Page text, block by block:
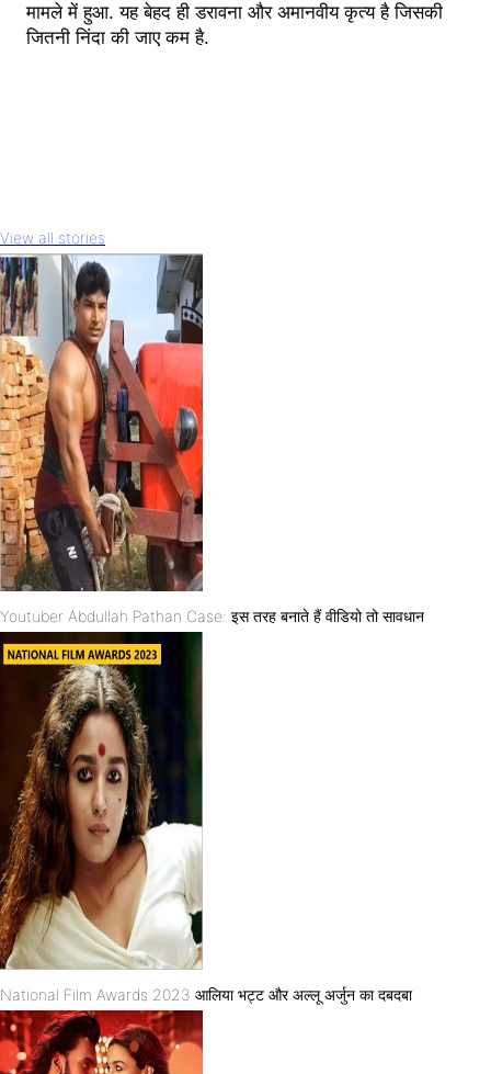
मामले में हुआ. यह बेहद ही डरावना और अमानवीय कृत्य है जिसकी
जितनी निंदा की जाए कम है.
View all stories
Youtuber Abdullah Pathan Case: इस तरह बनाते हैं वीडियो तो सावधान
National Film Awards 2023 आलिया भट्ट और अल्लू अर्जुन का दबदबा